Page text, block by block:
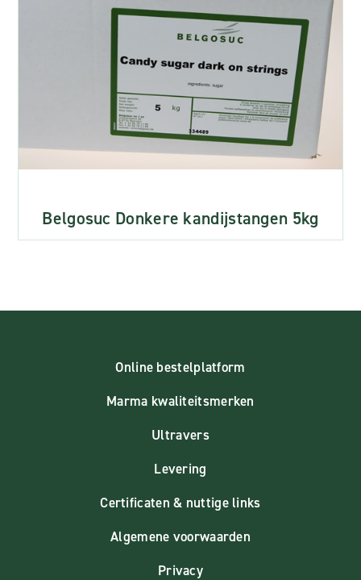
Belgosuc Donkere kandijstangen 5kg
Online bestelplatform
Marma kwaliteitsmerken
Ultravers
Levering
Certificaten & nuttige links
Algemene voorwaarden
Privacy